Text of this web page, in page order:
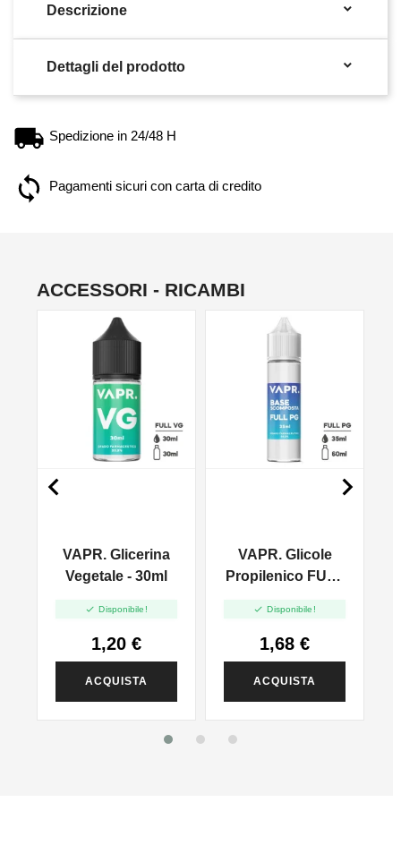
Descrizione 
Dettagli del prodotto 
Spedizione in 24/48 H
Pagamenti sicuri con carta di credito
ACCESSORI - RICAMBI
VAPR. Glicerina
Vegetale - 30ml
 Disponibile!
1,20 €
ACQUISTA
VAPR. Glicole
Propilenico FULL
 Disponibile!
1,68 €
ACQUISTA
 